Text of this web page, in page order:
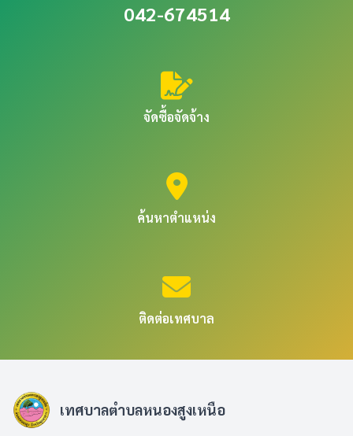
042-674514
จัดซื้อจัดจ้าง
ค้นหาตำแหน่ง
ติดต่อเทศบาล
เทศบาลตำบลหนองสูงเหนือ